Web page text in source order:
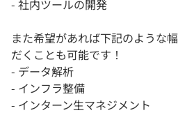
- 社内ツールの開発
また希望があれば下記のような
だくことも可能です！
- データ解析
- インフラ整備
- インターン生マネジメント